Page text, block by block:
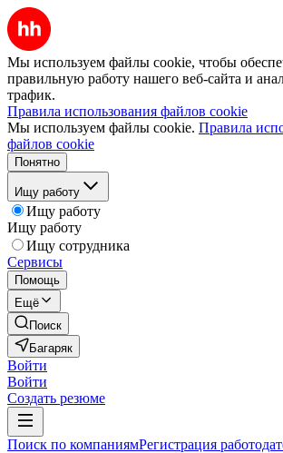
Мы используем файлы cookie, чтобы
правильную работу нашего веб-сайта и
трафик.
Правила использования файлов cookie
Мы используем файлы cookie. Правила
файлов cookie
Понятно
Ищу работу
Ищу работу
Ищу работу
Ищу сотрудника
Сервисы
Помощь
Ещё
Поиск
Багаряк
Войти
Войти
Создать резюме
Поиск по компаниямРегистрация